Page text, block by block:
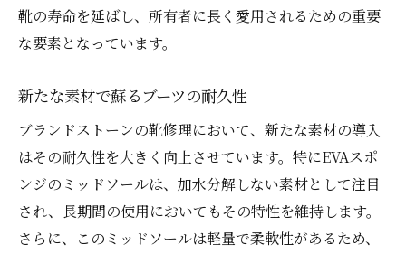
靴の寿命を延ばし、所有者に長く愛用されるための重要
な要素となっています。
新たな素材で蘇るブーツの耐久性
ブランドストーンの靴修理において、新たな素材の導入
はその耐久性を大きく向上させています。特にEVAスポ
ンジのミッドソールは、加水分解しない素材として注目
され、長期間の使用においてもその特性を維持します。
さらに、このミッドソールは軽量で柔軟性があるため、